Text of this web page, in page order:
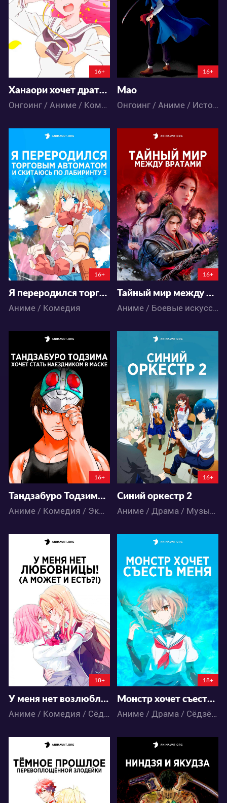
15 10
17:51:0
16+
Ханаори хочет драться даже после перерождения
Онгоинг / Аниме / Комедия / Романтика / Фэнтези
104 53
12:52:0
16+
Мао
Онгоинг / Аниме / Исторический / Сёнэн
13547
69 32
16+
Я переродился торговым автоматом и скитаюсь по лабиринту 3
Аниме / Комедия
40751
65 41
16+
Тайный мир между вратами
Аниме / Боевые искусства / Приключения / Экшен
27288
102 33
16+
Тандзабуро Тодзима хочет стать Наездником в маске
Аниме / Комедия / Экшен
17053
99 35
16+
Синий оркестр 2
Аниме / Драма / Музыка / Школа
87824
99 191
18+
У меня нет возлюбленной! (А может есть?!)
Аниме / Комедия / Сёдзё-ай / Школа
26211
79 28
18+
Монстр хочет съесть меня
Аниме / Драма / Сёдзё-ай